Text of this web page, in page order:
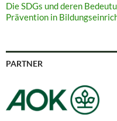
Die SDGs und deren
Prävention in
PARTNER